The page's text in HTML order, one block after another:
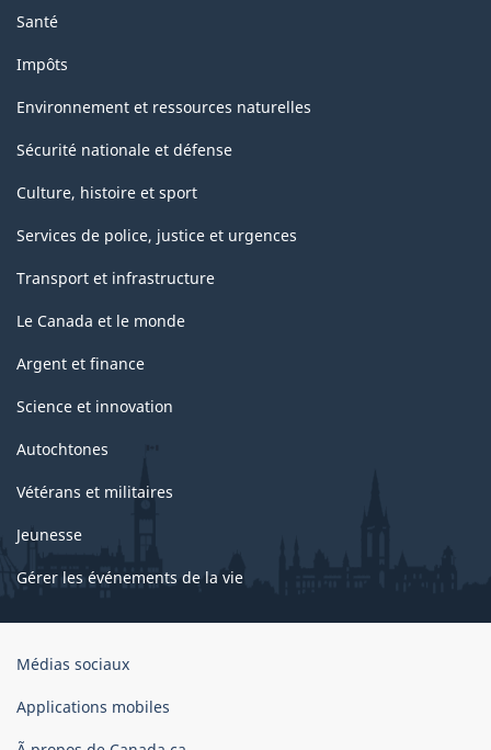
Santé
Impôts
Environnement et ressources naturelles
Sécurité nationale et défense
Culture, histoire et sport
Services de police, justice et urgences
Transport et infrastructure
Le Canada et le monde
Argent et finance
Science et innovation
Autochtones
Vétérans et militaires
Jeunesse
Gérer les événements de la vie
Organisation
gouvernement
Médias sociaux
Applications mobiles